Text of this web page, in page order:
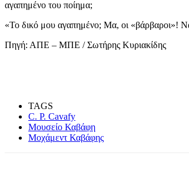
αγαπημένο του ποίημα;
«Το δικό μου αγαπημένο; Μα, οι «βάρβαροι»!
Πηγή: ΑΠΕ – ΜΠΕ / Σωτήρης Κυριακίδης
TAGS
C. P. Cavafy
Μουσείο Καβάφη
Μοχάμεντ Καβάφης